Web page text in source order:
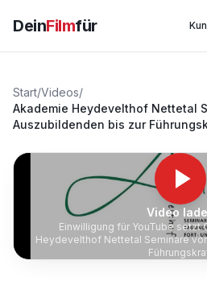
DeinFilmfür
Start/Videos/
Akademie Heydevelthof Nettetal
Auszubildenden bis zur
Video
Einwilligung für YouTube setzt
Heydevelthof Nettetal Seminare